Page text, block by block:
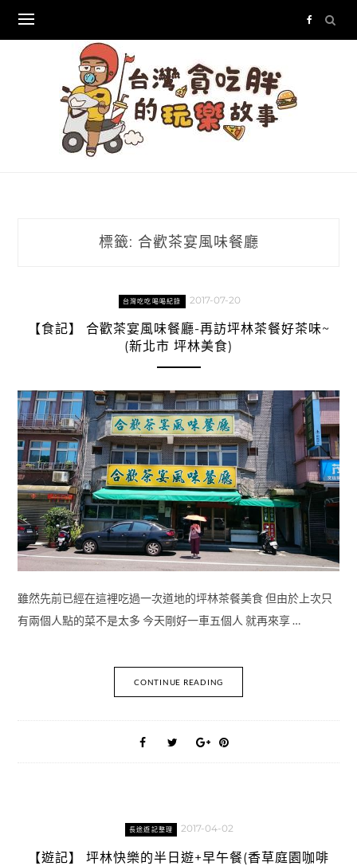
content
標籤: 合歡茶宴風味餐廳
台灣吃吃喝喝紀錄 2017-07-20
【食記】 合歡茶宴風味餐廳-再訪坪林茶餐好茶味~
(新北市 坪林美食)
雖然先前已經在這裡吃過一次道地的坪林茶餐美食 但由於上次只
有兩個人點的菜不是太多 今天剛好一車五個人 就再來享 …
CONTINUE READING
長途遊記整理 2017-04-02
【遊記】 坪林快樂的半日遊+早午餐(香草庭園咖啡